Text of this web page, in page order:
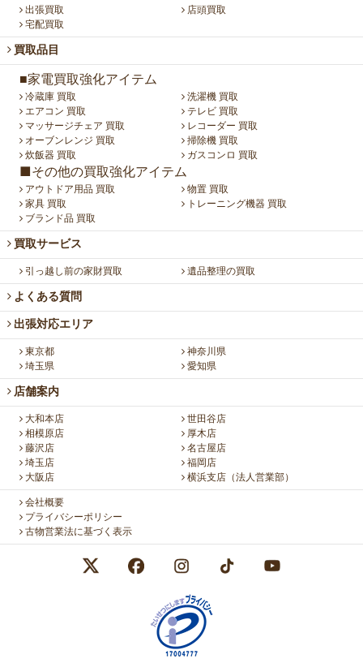
出張買取
店頭買取
宅配買取
買取品目
■家電買取強化アイテム
冷蔵庫 買取
洗濯機 買取
エアコン 買取
テレビ 買取
マッサージチェア 買取
レコーダー 買取
オーブンレンジ 買取
掃除機 買取
炊飯器 買取
ガスコンロ 買取
■その他の買取強化アイテム
アウトドア用品 買取
物置 買取
家具 買取
トレーニング機器 買取
ブランド品 買取
買取サービス
引っ越し前の家財買取 遺品整理の買取
よくある質問
出張対応エリア
東京都
神奈川県
埼玉県
愛知県
店舗案内
大和本店
世田谷店
相模原店
厚木店
藤沢店
名古屋店
埼玉店
福岡店
大阪店
横浜支店（法人営業部）
会社概要
プライバシーポリシー
古物営業法に基づく表示